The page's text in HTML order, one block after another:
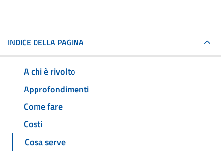
INDICE DELLA PAGINA
A chi è rivolto
Approfondimenti
Come fare
Costi
Cosa serve